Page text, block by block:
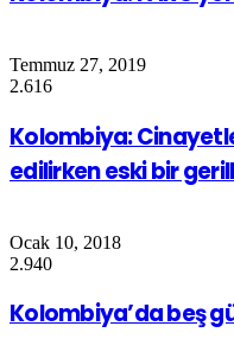
Temmuz 27, 2019
2.616
Kolombiya:
edilirken eski bir
Ocak 10, 2018
2.940
Kolombiya’da beş